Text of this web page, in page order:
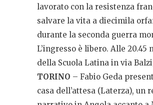
lavorato con la resistenza
salvare la vita a diecimila
durante la seconda guerra
L’ingresso è libero. Alle 20.45
della Scuola Latina in via
TORINO – Fabio Geda
casa dell’attesa (Laterza), un